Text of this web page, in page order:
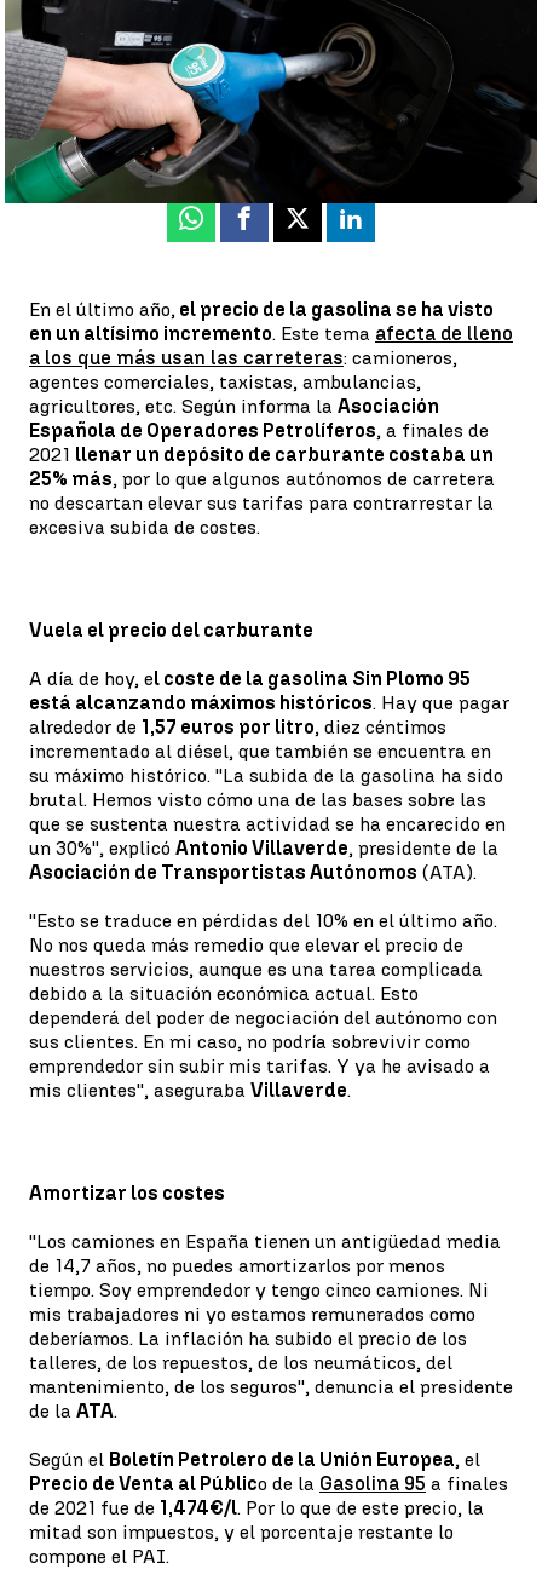
Pablo Infiesta
Publicado:10 de febrero de 2022, 22:40
Whatsapp
Facebook
X Linkedin
En el último año, el precio de la gasolina se ha visto
en un altísimo incremento. Este tema afecta de lleno
a los que más usan las carreteras: camioneros,
agentes comerciales, taxistas, ambulancias,
agricultores, etc. Según informa la Asociación
Española de Operadores Petrolíferos, a finales de
2021 llenar un depósito de carburante costaba un
25% más, por lo que algunos autónomos de carretera
no descartan elevar sus tarifas para contrarrestar la
excesiva subida de costes.
Vuela el precio del carburante
A día de hoy, el coste de la gasolina Sin Plomo 95
está alcanzando máximos históricos. Hay que pagar
alrededor de 1,57 euros por litro, diez céntimos
incrementado al diésel, que también se encuentra en
su máximo histórico. ''La subida de la gasolina ha sido
brutal. Hemos visto cómo una de las bases sobre las
que se sustenta nuestra actividad se ha encarecido en
un 30%'', explicó Antonio Villaverde, presidente de la
Asociación de Transportistas Autónomos (ATA).
''Esto se traduce en pérdidas del 10% en el último año.
No nos queda más remedio que elevar el precio de
nuestros servicios, aunque es una tarea complicada
debido a la situación económica actual. Esto
dependerá del poder de negociación del autónomo con
sus clientes. En mi caso, no podría sobrevivir como
emprendedor sin subir mis tarifas. Y ya he avisado a
mis clientes'', aseguraba Villaverde.
Amortizar los costes
''Los camiones en España tienen un antigüedad media
de 14,7 años, no puedes amortizarlos por menos
tiempo. Soy emprendedor y tengo cinco camiones. Ni
mis trabajadores ni yo estamos remunerados como
deberíamos. La inflación ha subido el precio de los
talleres, de los repuestos, de los neumáticos, del
mantenimiento, de los seguros'', denuncia el presidente
de la ATA.
Según el Boletín Petrolero de la Unión Europea, el
Precio de Venta al Público de la Gasolina 95 a finales
de 2021 fue de 1,474€/l. Por lo que de este precio, la
mitad son impuestos, y el porcentaje restante lo
compone el PAI.